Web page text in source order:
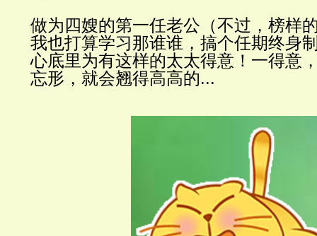
做为四嫂的第一任老公（不过，榜样
我也打算学习那谁谁，搞个任期终身
心底里为有这样的太太得意！一得意
忘形，就会翘得高高的...